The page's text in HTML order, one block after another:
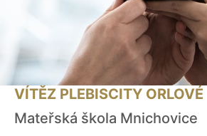
VÍTĚZ PLEBISCITY ORLOVÉ
Mateřská škola Mnichovice